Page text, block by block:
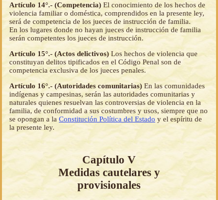
Artículo 14°.- (Competencia) El conocimiento de los hechos de
violencia familiar o doméstica, comprendidos en la presente ley,
será de competencia de los jueces de instrucción de familia.
En los lugares donde no hayan jueces de instrucción de familia
serán competentes los jueces de instrucción.
Artículo 15°.- (Actos delictivos) Los hechos de violencia que
constituyan delitos tipificados en el Código Penal son de
competencia exclusiva de los jueces penales.
Artículo 16°.- (Autoridades comunitarias) En las comunidades
indígenas y campesinas, serán las autoridades comunitarias y
naturales quienes resuelvan las controversias de violencia en la
familia, de conformidad a sus costumbres y usos, siempre que no
se opongan a la Constitución Política del Estado y el espíritu de
la presente ley.
Capítulo V
Medidas cautelares y
provisionales